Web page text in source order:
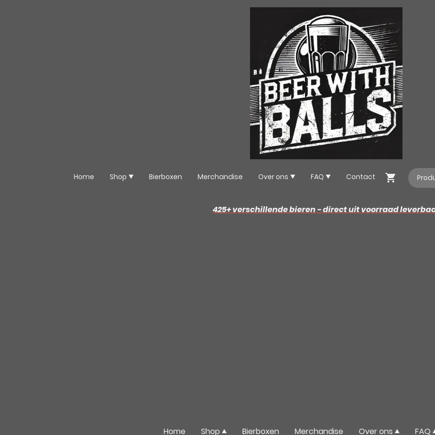
Home Shop Bierboxen Merchandise Over ons FAQ Contact
425+ verschillende bieren - direct uit voorraad
Home Shop Bierboxen Merchandise Over ons FAQ